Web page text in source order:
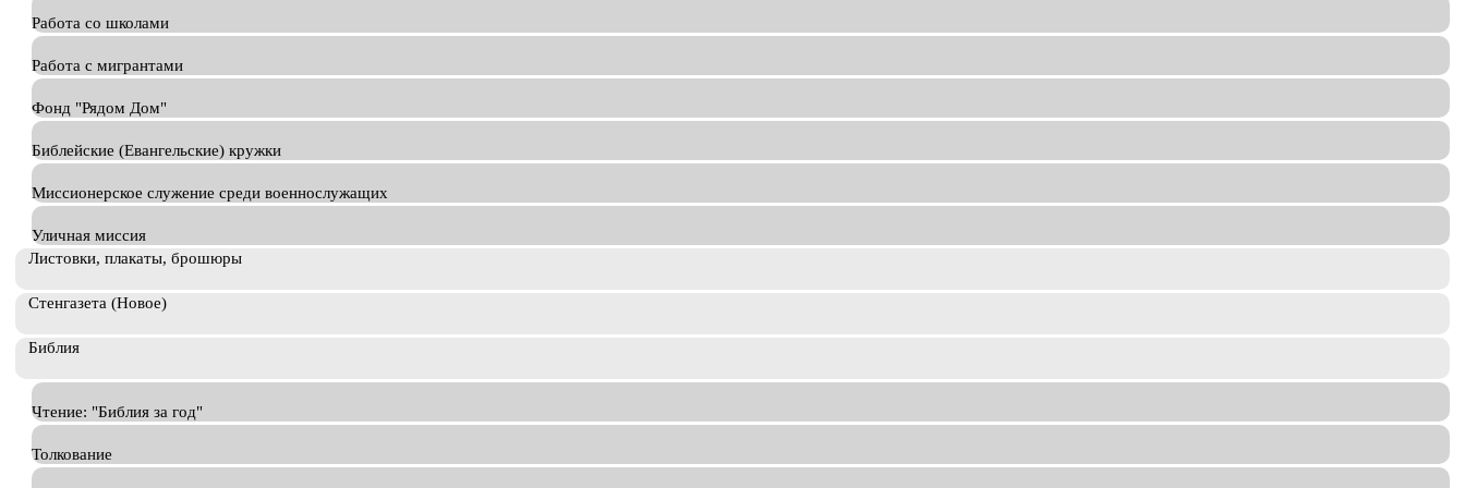
Работа со школами
Работа с мигрантами
Фонд "Рядом Дом"
Библейские (Евангельские) кружки
Миссионерское служение среди военнослужащих
Уличная миссия
Листовки, плакаты, брошюры
Стенгазета (Новое)
Библия
Чтение: "Библия за год"
Толкование